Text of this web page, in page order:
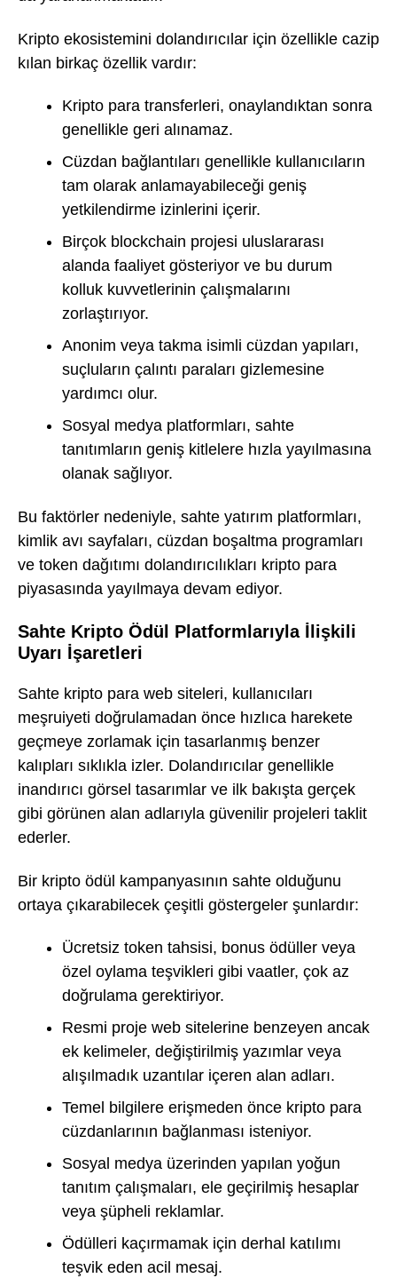
Kripto ekosistemini dolandırıcılar için özellikle cazip
kılan birkaç özellik vardır:
Kripto para transferleri, onaylandıktan sonra
genellikle geri alınamaz.
Cüzdan bağlantıları genellikle kullanıcıların
tam olarak anlamayabileceği geniş
yetkilendirme izinlerini içerir.
Birçok blockchain projesi uluslararası
alanda faaliyet gösteriyor ve bu durum
kolluk kuvvetlerinin çalışmalarını
zorlaştırıyor.
Anonim veya takma isimli cüzdan yapıları,
suçluların çalıntı paraları gizlemesine
yardımcı olur.
Sosyal medya platformları, sahte
tanıtımların geniş kitlelere hızla yayılmasına
olanak sağlıyor.
Bu faktörler nedeniyle, sahte yatırım platformları,
kimlik avı sayfaları, cüzdan boşaltma programları
ve token dağıtımı dolandırıcılıkları kripto para
piyasasında yayılmaya devam ediyor.
Sahte Kripto Ödül Platformlarıyla İlişkili
Uyarı İşaretleri
Sahte kripto para web siteleri, kullanıcıları
meşruiyeti doğrulamadan önce hızlıca harekete
geçmeye zorlamak için tasarlanmış benzer
kalıpları sıklıkla izler. Dolandırıcılar genellikle
inandırıcı görsel tasarımlar ve ilk bakışta gerçek
gibi görünen alan adlarıyla güvenilir projeleri taklit
ederler.
Bir kripto ödül kampanyasının sahte olduğunu
ortaya çıkarabilecek çeşitli göstergeler şunlardır:
Ücretsiz token tahsisi, bonus ödüller veya
özel oylama teşvikleri gibi vaatler, çok az
doğrulama gerektiriyor.
Resmi proje web sitelerine benzeyen ancak
ek kelimeler, değiştirilmiş yazımlar veya
alışılmadık uzantılar içeren alan adları.
Temel bilgilere erişmeden önce kripto para
cüzdanlarının bağlanması isteniyor.
Sosyal medya üzerinden yapılan yoğun
tanıtım çalışmaları, ele geçirilmiş hesaplar
veya şüpheli reklamlar.
Ödülleri kaçırmamak için derhal katılımı
teşvik eden acil mesaj.